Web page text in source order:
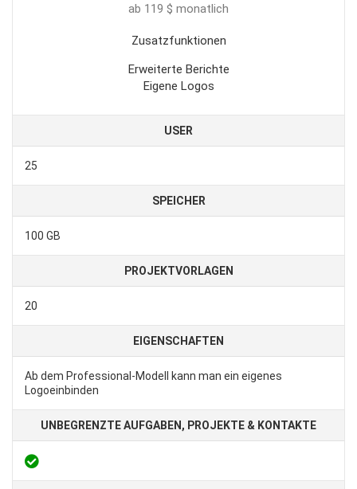
ab 119 $ monatlich
Zusatzfunktionen
Erweiterte Berichte
Eigene Logos
USER
25
SPEICHER
100 GB
PROJEKTVORLAGEN
20
EIGENSCHAFTEN
Ab dem Professional-Modell kann man ein eigenes
Logoeinbinden
UNBEGRENZTE AUFGABEN, PROJEKTE & KONTAKTE